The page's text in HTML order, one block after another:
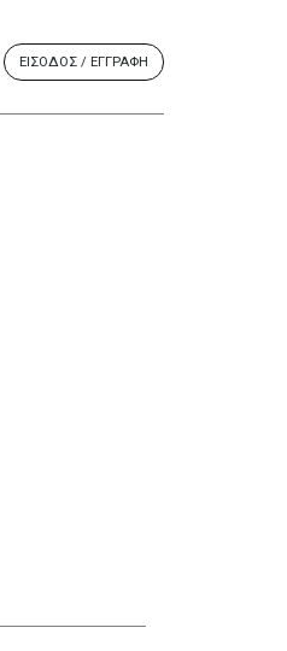
ΕΙΣΟΔΟΣ / ΕΓΓΡΑΦΗ